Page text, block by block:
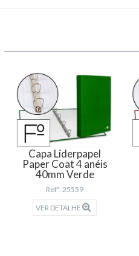
Capa Liderpapel
Paper Coat 4 anéis
40mm Verde
Refª: 25559
VER DETALHE